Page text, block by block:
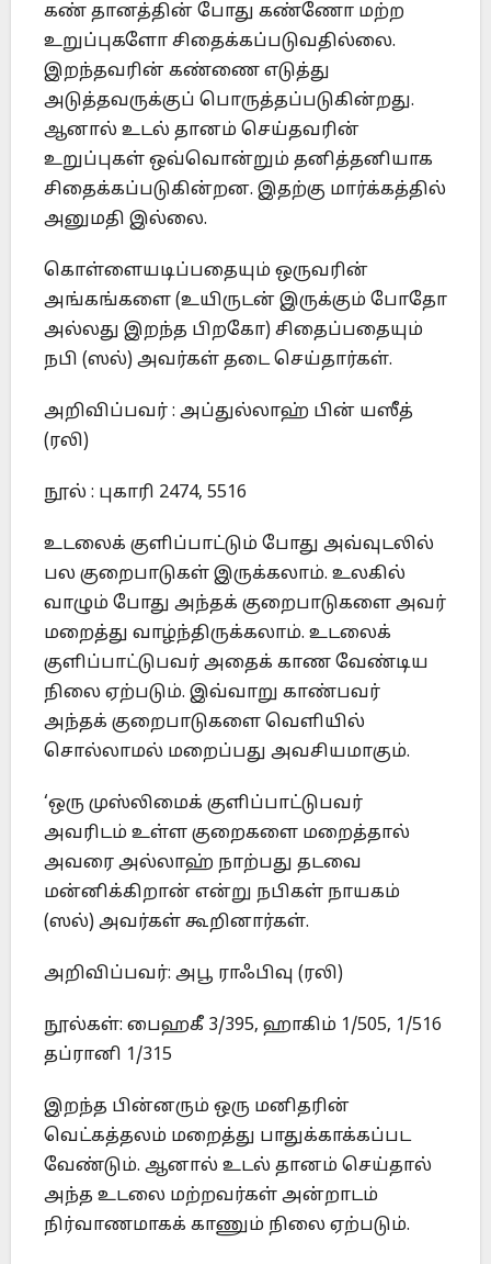
கண் தானத்தின் போது கண்ணோ மற்ற
உறுப்புகளோ சிதைக்கப்படுவதில்லை.
இறந்தவரின் கண்ணை எடுத்து
அடுத்தவருக்குப் பொருத்தப்படுகின்றது.
ஆனால் உடல் தானம் செய்தவரின்
உறுப்புகள் ஒவ்வொன்றும் தனித்தனியாக
சிதைக்கப்படுகின்றன. இதற்கு மார்க்கத்தில்
அனுமதி இல்லை.
கொள்ளையடிப்பதையும் ஒருவரின்
அங்கங்களை (உயிருடன் இருக்கும் போதோ
அல்லது இறந்த பிறகோ) சிதைப்பதையும்
நபி (ஸல்) அவர்கள் தடை செய்தார்கள்.
அறிவிப்பவர் : அப்துல்லாஹ் பின் யஸீத்
(ரலி)
நூல் : புகாரி 2474, 5516
உடலைக் குளிப்பாட்டும் போது அவ்வுடலில்
பல குறைபாடுகள் இருக்கலாம். உலகில்
வாழும் போது அந்தக் குறைபாடுகளை அவர்
மறைத்து வாழ்ந்திருக்கலாம். உடலைக்
குளிப்பாட்டுபவர் அதைக் காண வேண்டிய
நிலை ஏற்படும். இவ்வாறு காண்பவர்
அந்தக் குறைபாடுகளை வெளியில்
சொல்லாமல் மறைப்பது அவசியமாகும்.
‘ஒரு முஸ்லிமைக் குளிப்பாட்டுபவர்
அவரிடம் உள்ள குறைகளை மறைத்தால்
அவரை அல்லாஹ் நாற்பது தடவை
மன்னிக்கிறான் என்று நபிகள் நாயகம்
(ஸல்) அவர்கள் கூறினார்கள்.
அறிவிப்பவர்: அபூ ராஃபிவு (ரலி)
நூல்கள்: பைஹகீ 3/395, ஹாகிம் 1/505, 1/516
தப்ரானி 1/315
இறந்த பின்னரும் ஒரு மனிதரின்
வெட்கத்தலம் மறைத்து பாதுக்காக்கப்பட
வேண்டும். ஆனால் உடல் தானம் செய்தால்
அந்த உடலை மற்றவர்கள் அன்றாடம்
நிர்வாணமாகக் காணும் நிலை ஏற்படும்.